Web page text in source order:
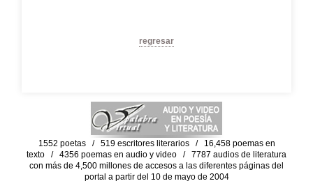
regresar
1552 poetas / 519 escritores literarios / 16,458 poemas en
texto / 4356 poemas en audio y video / 7787 audios de literatura
con más de 4,500 millones de accesos a las diferentes páginas del
portal a partir del 10 de mayo de 2004